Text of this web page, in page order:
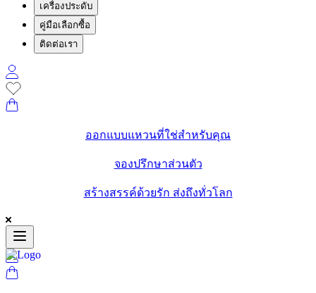
เครื่องประดับ
คู่มือเลือกซื้อ
ติดต่อเรา
ออกแบบแหวนที่ใช่สำหรับคุณ
จองปรึกษาส่วนตัว
สร้างสรรค์ด้วยรัก ส่งถึงทั่วโลก